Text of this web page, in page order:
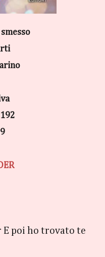
E poi ho trovato te